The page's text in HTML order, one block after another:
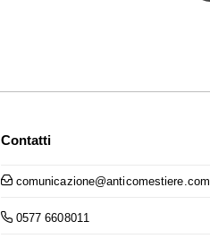
Contatti
comunicazione@anticomestiere.com
0577 6608011